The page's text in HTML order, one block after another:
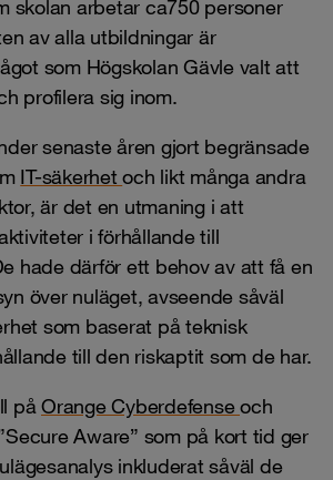
skolan arbetar ca750 personer
av alla utbildningar är
som Högskolan Gävle valt att
profilera sig inom.
senaste åren gjort begränsade
IT-säkerhetoch likt många andra
är det en utmaning i att
i förhållande till
hade därför ett behov av att få en
över nuläget, avseende såväl
som baserat på teknisk
till den riskaptit som de har.
på Orange Cyberdefenseoch
Aware” som på kort tid ger
inkluderat såväl de